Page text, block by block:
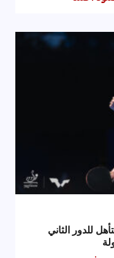
للدور الثاني